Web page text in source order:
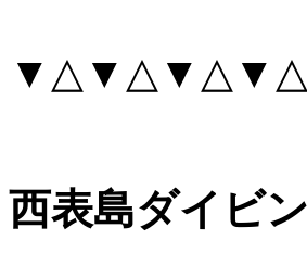
西表島ダイビ